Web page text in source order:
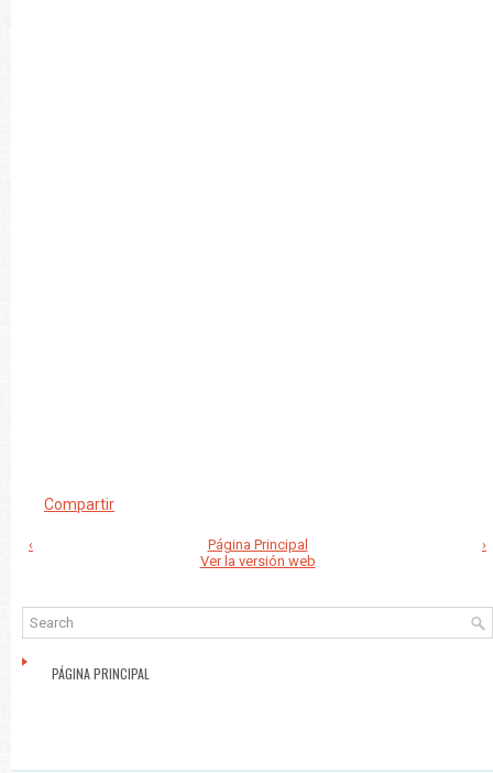
Compartir
‹ ›
Página Principal
Ver la versión web
PÁGINA PRINCIPAL